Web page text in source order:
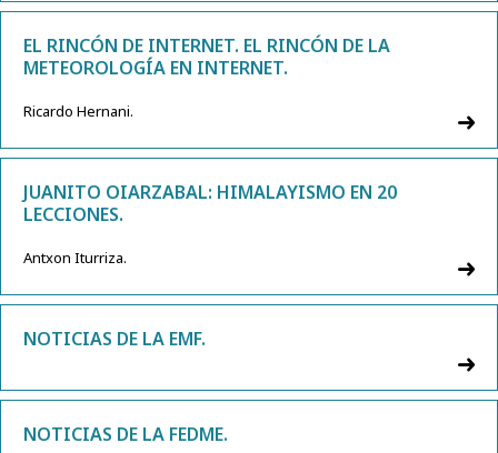
EL RINCÓN DE INTERNET. EL RINCÓN DE LA
METEOROLOGÍA EN INTERNET.
Ricardo Hernani.
JUANITO OIARZABAL: HIMALAYISMO EN 20
LECCIONES.
Antxon Iturriza.
NOTICIAS DE LA EMF.
NOTICIAS DE LA FEDME.